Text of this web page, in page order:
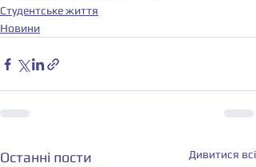
Студентське життя
Новини
Останні пости Дивитися всі